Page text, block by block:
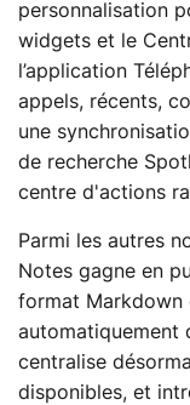
personnalisation
widgets et le
l’application
appels, récents,
une
de recherche
centre d'actions
Parmi les autres
Notes gagne en
format Markdown
automatiquement
centralise
disponibles, et